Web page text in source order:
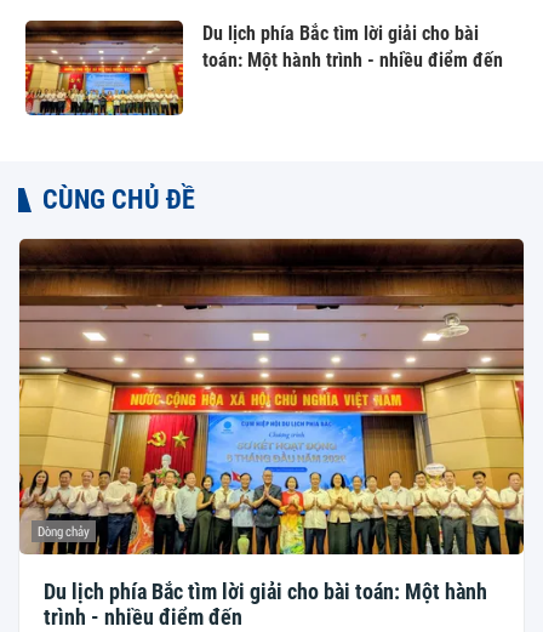
Du lịch phía Bắc tìm lời giải cho bài
toán: Một hành trình - nhiều điểm đến
CÙNG CHỦ ĐỀ
Dòng chảy
Du lịch phía Bắc tìm lời giải cho bài toán: Một hành
trình - nhiều điểm đến